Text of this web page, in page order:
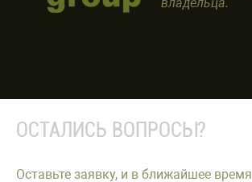
ОСТАЛИСЬ ВОПРОСЫ?
Оставьте заявку, и в ближайшее время